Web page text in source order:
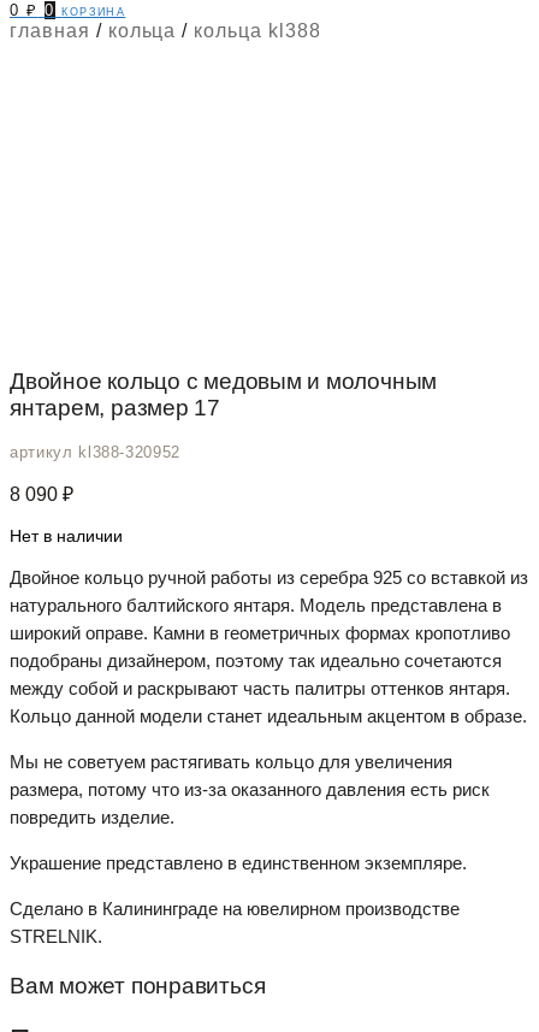
0₽ 0 корзина
главная / кольца / кольца kl388
Двойное кольцо с медовым и молочным
янтарем, размер 17
артикул kl388-320952
8 090 ₽
Нет в наличии
Двойное кольцо ручной работы из серебра 925 со вставкой из
натурального балтийского янтаря. Модель представлена в
широкий оправе. Камни в геометричных формах кропотливо
подобраны дизайнером, поэтому так идеально сочетаются
между собой и раскрывают часть палитры оттенков янтаря.
Кольцо данной модели станет идеальным акцентом в образе.
Мы не советуем растягивать кольцо для увеличения
размера, потому что из-за оказанного давления есть риск
повредить изделие.
Украшение представлено в единственном экземпляре.
Сделано в Калининграде на ювелирном производстве
STRELNIK.
Вам может понравиться